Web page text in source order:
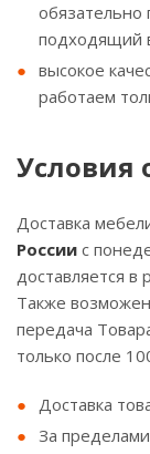
обязательно
подходящий
высокое
работаем
Условия
Доставка
России с
доставляется в
Также
передача
только после
Доставка
За